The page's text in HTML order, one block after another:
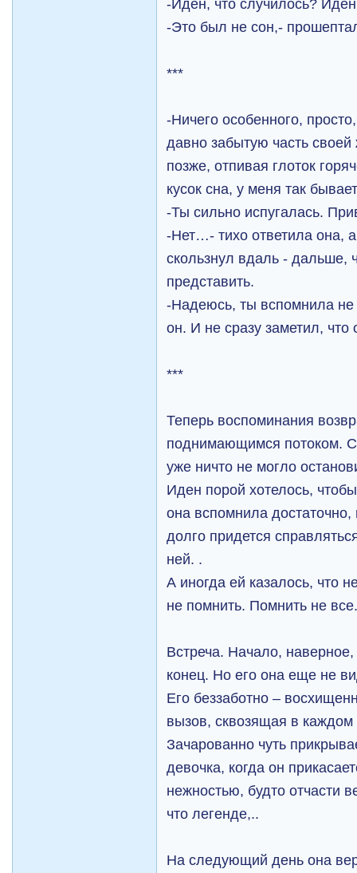
-Иден, что случилось?
-Это был не сон,-
***
-Ничего особенного,
давно забытую часть своей
позже, отпивая глоток
кусок сна, у меня так
-Ты сильно испугалась.
-Нет…- тихо ответила она,
скользнул вдаль - дальше,
представить.
-Надеюсь, ты вспомнила
он. И не сразу заметил, что
***
Теперь воспоминания
поднимающимся потоком.
уже ничто не могло
Иден порой хотелось,
она вспомнила
долго придется
ней. .
А иногда ей казалось, что
не помнить. Помнить не
Встреча. Начало,
конец. Но его она еще не
Его беззаботно –
вызов, сквозящая в
Зачарованно чуть
девочка, когда он
нежностью, будто отчасти
что легенде,..
На следующий день она